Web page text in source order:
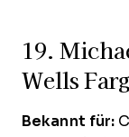
19.
Wells
Bekannt für: